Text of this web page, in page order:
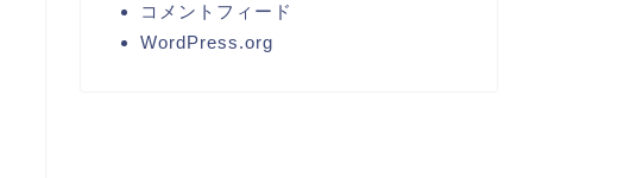
コメントフィード
WordPress.org